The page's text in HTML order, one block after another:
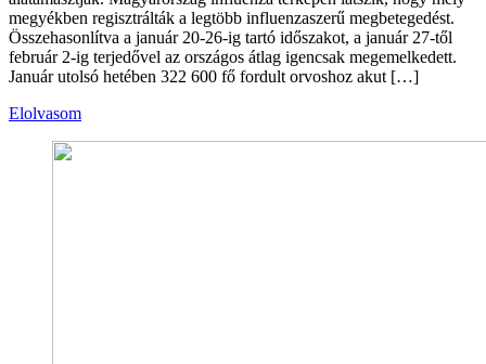
megyékben regisztrálták a legtöbb influenzaszerű megbetegedést.
Összehasonlítva a január 20-26-ig tartó időszakot, a január 27-től
február 2-ig terjedővel az országos átlag igencsak megemelkedett.
Január utolsó hetében 322 600 fő fordult orvoshoz akut […]
Elolvasom